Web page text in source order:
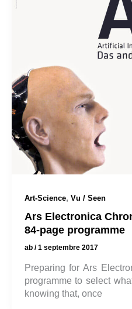
Art-Science, Vu / Seen
Ars Electronica
84-page programme
ab /1 septembre 2017
Preparing for Ars
programme to select
knowing that, once